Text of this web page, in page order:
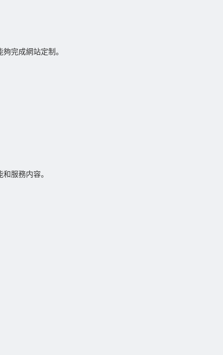
完成網站定制。
服務内容。